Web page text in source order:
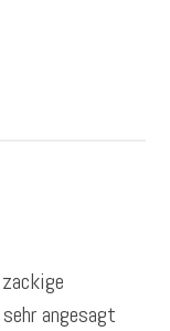
angesagt